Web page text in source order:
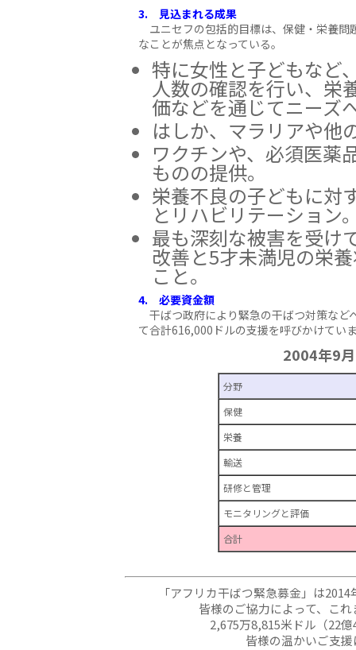
3. 見込まれる成果
ユニセフの包括的目標は、保健・栄養問
なことが焦点となっている。
特に女性と子どもなど
人数の確認を行い、栄
価などを通じてニーズ
はしか、マラリアや他
ワクチンや、必須医薬
ものの提供。
栄養不良の子どもに対
とリハビリテーション
最も深刻な被害を受け
改善と5才未満児の栄
こと。
4. 必要資金額
干ばつ政府により緊急の干ばつ対策など
て合計616,000ドルの支援を呼びかけてい
2004年9
分野
保健
栄養
輸送
研修と管理
モニタリングと評価
合計
「アフリカ干ばつ緊急募金」は
皆様のご協力によって、こ
2,675万8,815米ドル（22
皆様の温かいご支